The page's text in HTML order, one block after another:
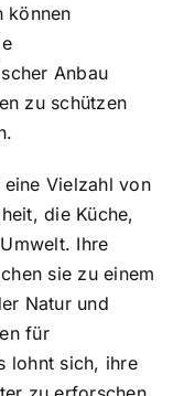
können
Anbau
zu schützen
Vielzahl von
die Küche,
Ihre
sie zu einem
Natur und
für
lohnt sich, ihre